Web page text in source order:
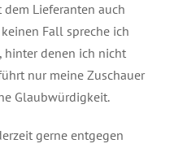
Lieferanten auch
Fall spreche ich
hinter denen ich nicht
nur meine Zuschauer
Glaubwürdigkeit.
gerne entgegen